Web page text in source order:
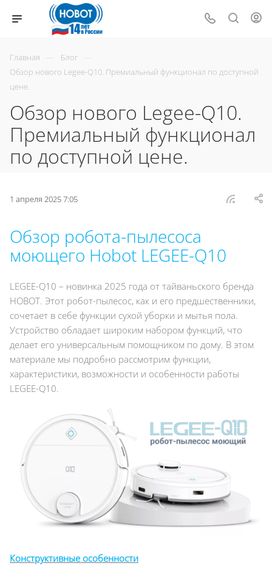
Главная Блог
Обзор нового Legee-Q10. Премиальный функционал по доступной
цене.
Обзор нового Legee-Q10.
Премиальный функционал
по доступной цене.
1 апреля 2025 7:05
Обзор робота-пылесоса
моющего Hobot LEGEE-Q10
LEGEE-Q10 – новинка 2025 года от тайваньского бренда
HOBOT. Этот робот-пылесос, как и его предшественники,
сочетает в себе функции сухой уборки и мытья пола.
Устройство обладает широким набором функций, что
делает его универсальным помощником по дому. В этом
материале мы подробно рассмотрим функции,
характеристики, возможности и особенности работы
LEGEE-Q10.
Конструктивные особенности